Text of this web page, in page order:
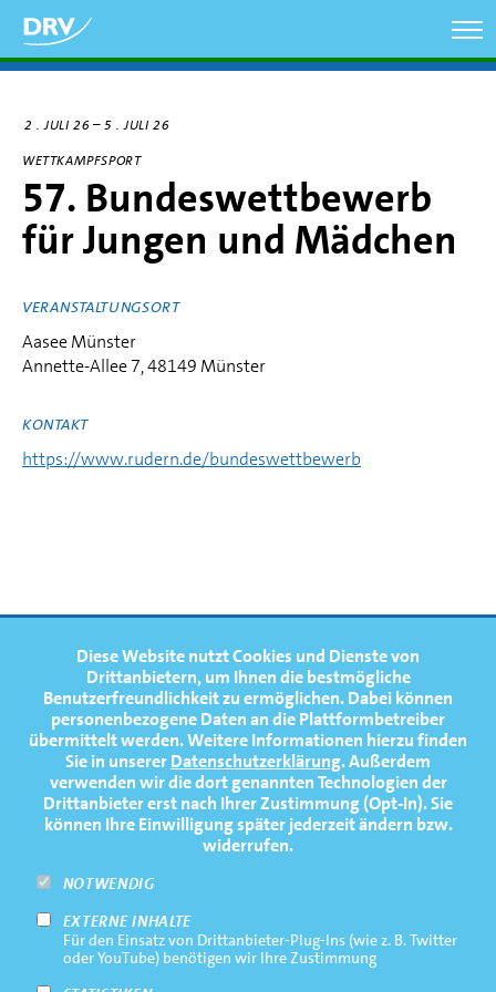
Diese Website nutzt Cookies und Dienste von
Drittanbietern, um Ihnen die bestmögliche
Benutzerfreundlichkeit zu ermöglichen.Dabei können
personenbezogene Daten an die Plattformbetreiber
übermittelt werden. Weitere Informationen hierzu finden
Sie in unsererDatenschutzerklärung. Außerdem
verwenden wir die dort genannten Technologien der
Drittanbieter erst nach Ihrer Zustimmung (Opt-In). Sie
können Ihre Einwilligung später jederzeit ändern bzw.
widerrufen.
NOTWENDIG
EXTERNE INHALTE
Für den Einsatz von Drittanbieter-Plug-Ins (wie z. B. Twitter
oder YouTube) benötigen wir Ihre Zustimmung
zum
Inhalt
2 JULI 26–5
JULI 26
WETTKAMPFSPORT
57. Bundeswettbewerb
für Jungen und Mädchen
VERANSTALTUNGSORT
Aasee Münster
Annette-Allee 7, 48149 Münster
KONTAKT
https://www.rudern.de/bundeswettbewerb
FOOTERNAVIGATION
NEWS
TERMINE
MEDIATHEK
PRESSE
FAQ
NEWSLETTER
Footernavigation
Bottom
Impressum